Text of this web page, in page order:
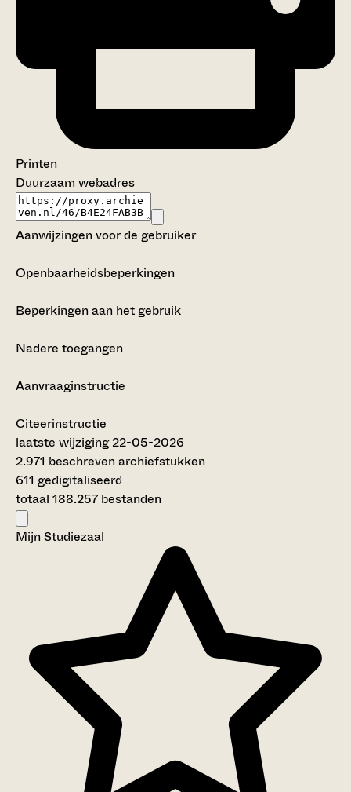
Printen
Duurzaam webadres
Aanwijzingen voor de gebruiker
Openbaarheidsbeperkingen
Beperkingen aan het gebruik
Nadere toegangen
Aanvraaginstructie
Citeerinstructie
laatste wijziging 22-05-2026
2.971 beschreven archiefstukken
611 gedigitaliseerd
totaal 188.257 bestanden
Mijn Studiezaal